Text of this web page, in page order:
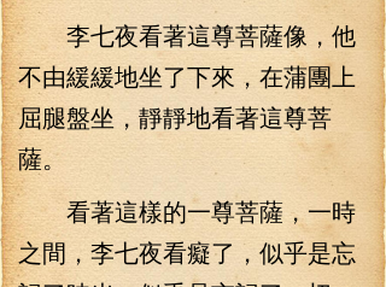
李七夜看著這尊菩薩像，他
不由緩緩地坐了下來，在蒲團上
屈腿盤坐，靜靜地看著這尊菩
薩。
看著這樣的一尊菩薩，一時
之間，李七夜看癡了，似乎是忘